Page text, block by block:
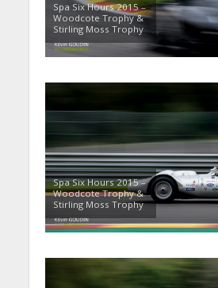
Spa Six Hours 2015 –
Woodcote Trophy &
Stirling Moss Trophy
Spa Six Hours 2015 –
Woodcote Trophy &
Stirling Moss Trophy